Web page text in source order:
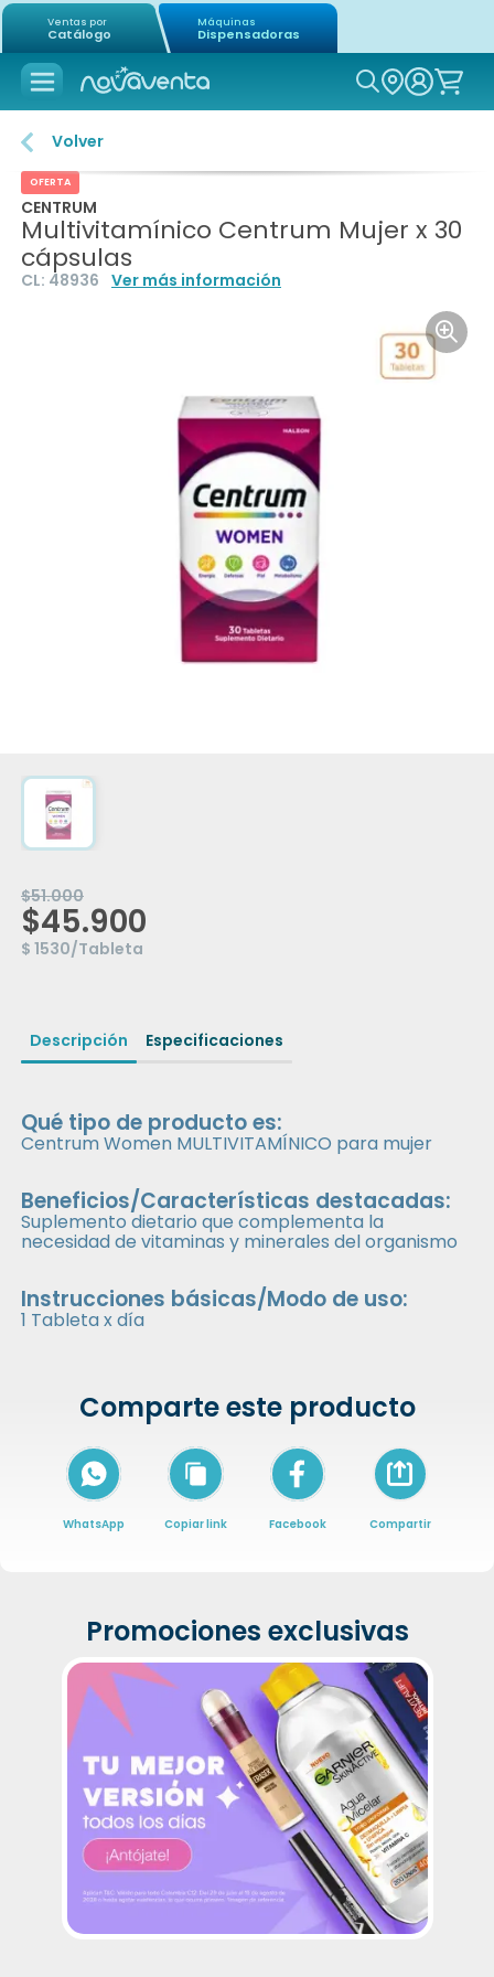
Ventas por
Catálogo
Máquinas
Dispensadoras
Icon of
Volver
OFERTA
CENTRUM
Multivitamínico Centrum Mujer x 30
cápsulas
CL: 48936 Ver más información
Icon
$51.000
$45.900
$ 1530/Tableta
Descripción Especificaciones
Qué tipo de producto es:
Centrum Women MULTIVITAMÍNICO para mujer
Beneficios/Características destacadas:
Suplemento dietario que complementa la
necesidad de vitaminas y minerales del organismo
Instrucciones básicas/Modo de uso:
1 Tableta x día
Comparte este producto
WhatsApp Copiar link Facebook
Icon of arrow-
Compartir
Promociones exclusivas